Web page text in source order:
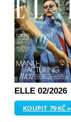
ELLE 02/2026
KOUPIT 79 KČ »